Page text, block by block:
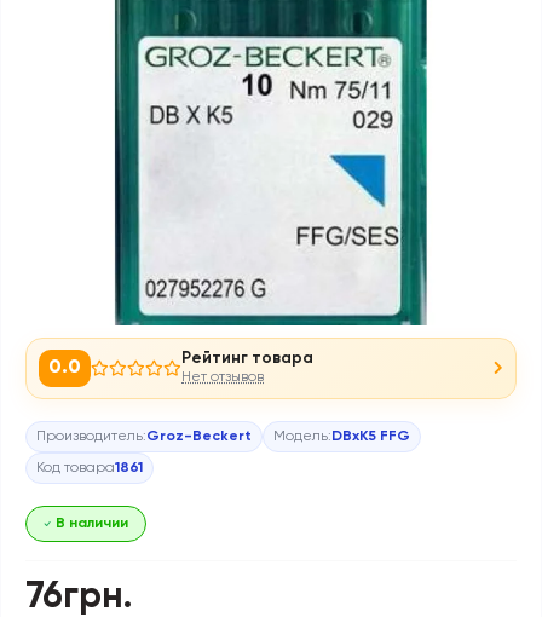
0.0 Рейтинг товара
Нет отзывов
Производитель:Groz-Beckert Модель: DBxK5 FFG
Код товара1861
В наличии
76грн.